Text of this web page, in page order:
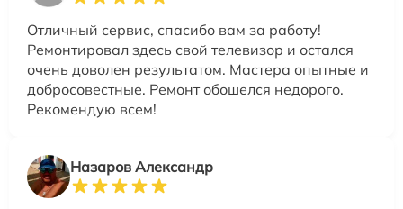
Отличный сервис, спасибо вам за работу!
Ремонтировал здесь свой телевизор и остался
очень доволен результатом. Мастера опытные и
добросовестные. Ремонт обошелся недорого.
Рекомендую всем!
Назаров Александр